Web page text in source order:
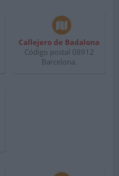
Callejero de Badalona
Código postal 08912
Barcelona.